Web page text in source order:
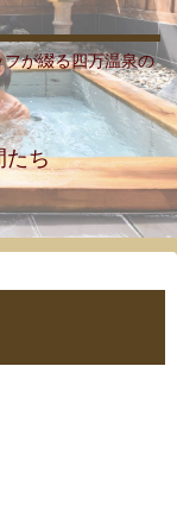
が綴る四万温泉の
たち